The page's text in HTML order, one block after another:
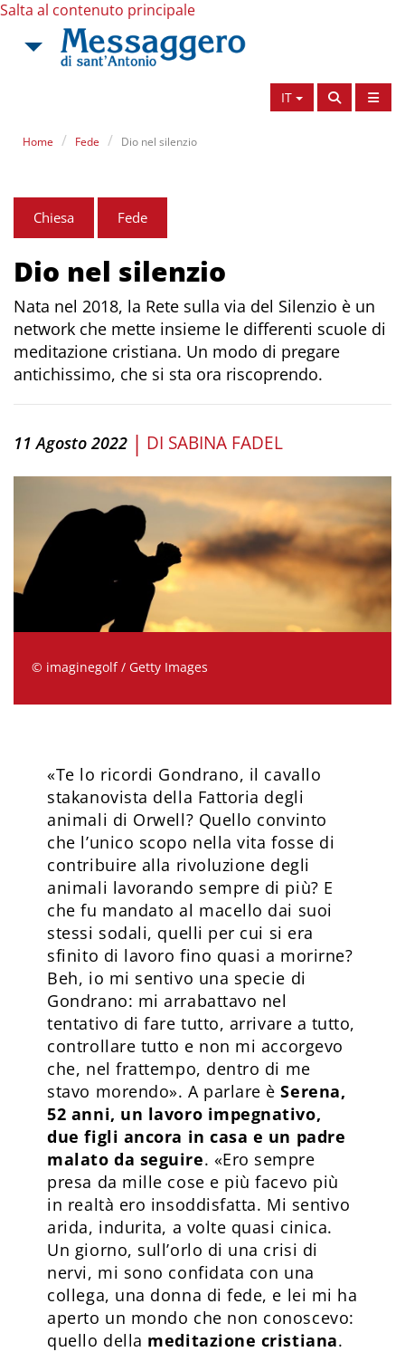
Salta al contenuto principale
IT
Home Fede Dio nel silenzio
Chiesa Fede
Dio nel silenzio
Nata nel 2018, la Rete sulla via del Silenzio è un
network che mette insieme le differenti scuole di
meditazione cristiana. Un modo di pregare
antichissimo, che si sta ora riscoprendo.
11 Agosto 2022 | DI SABINA FADEL
© imaginegolf / Getty Images
«Te lo ricordi Gondrano, il cavallo
stakanovista della Fattoria degli
animali di Orwell? Quello convinto
che l’unico scopo nella vita fosse di
contribuire alla rivoluzione degli
animali lavorando sempre di più? E
che fu mandato al macello dai suoi
stessi sodali, quelli per cui si era
sfinito di lavoro fino quasi a morirne?
Beh, io mi sentivo una specie di
Gondrano: mi arrabattavo nel
tentativo di fare tutto, arrivare a tutto,
controllare tutto e non mi accorgevo
che, nel frattempo, dentro di me
stavo morendo». A parlare èSerena,
52 anni, un lavoro impegnativo,
due figli ancora in casa e un padre
malato da seguire. «Ero sempre
presa da mille cose e più facevo più
in realtà ero insoddisfatta. Mi sentivo
arida, indurita, a volte quasi cinica.
Un giorno, sull’orlo di una crisi di
nervi, mi sono confidata con una
collega, una donna di fede, e lei mi ha
aperto un mondo che non conoscevo:
quello della meditazione cristiana.